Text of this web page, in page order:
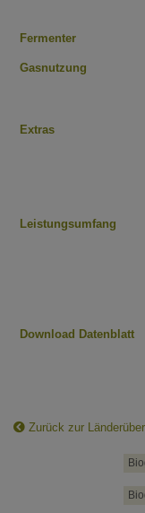
Fermenter
Gasnutzung
Extras
Leistungsumfang
Download Datenblatt
Zurück zur